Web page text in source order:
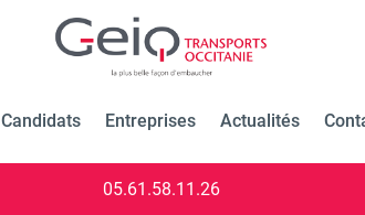
Candidats Entreprises Actualités
05.61.58.11.26